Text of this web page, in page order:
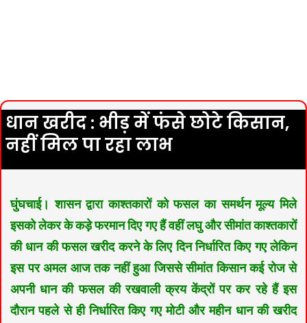
धान खरीद : भीड़ में फंसे छोटे किसान,
नहीं मिल पा रहा लाभ
घुंघचाई। शासन द्वारा काश्तकारों को फसल का समर्थन मूल्य मिले
इसको लेकर के कड़े फरमान दिए गए हैं वहीं लघु और सीमांत काश्तकारों
की धान की फसल खरीद करने के लिए दिन निर्धारित किए गए लेकिन
इस पर अमल आज तक नहीं हुआ जिससे सीमांत किसान कई रोज से
अपनी धान की फसल की रखवाली क्रय केंद्रों पर कर रहे हैं इस
दौरान पहले से ही निर्धारित किए गए मोटी और महीन धान की खरीद